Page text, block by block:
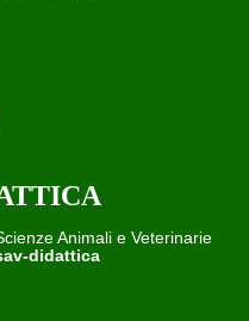
Animali e Veterinarie
didattica